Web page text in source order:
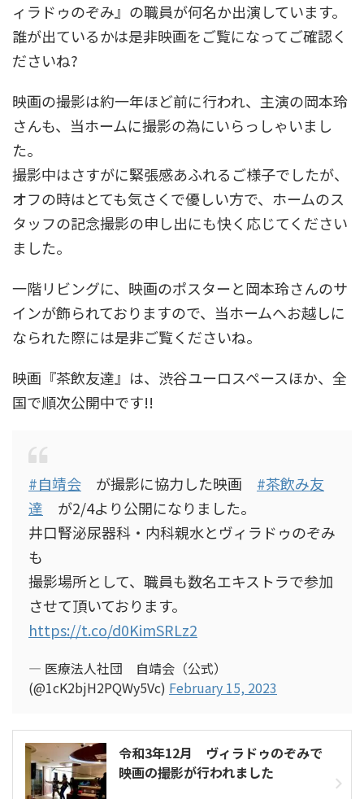
ィラドゥのぞみ』の職員が何名か出演しています。
誰が出ているかは是非映画をご覧になってご確認く
ださいね?
映画の撮影は約一年ほど前に行われ、主演の岡本玲
さんも、当ホームに撮影の為にいらっしゃいまし
た。
撮影中はさすがに緊張感あふれるご様子でしたが、
オフの時はとても気さくで優しい方で、ホームのス
タッフの記念撮影の申し出にも快く応じてください
ました。
一階リビングに、映画のポスターと岡本玲さんのサ
インが飾られておりますので、当ホームへお越しに
なられた際には是非ご覧くださいね。
映画『茶飲友達』は、渋谷ユーロスペースほか、全
国で順次公開中です!!
#自靖会 が撮影に協力した映画 #茶飲み友
達 が2/4より公開になりました。
井口腎泌尿器科・内科親水とヴィラドゥのぞみ
も
撮影場所として、職員も数名エキストラで参加
させて頂いております。
https://t.co/d0KimSRLz2
— 医療法人社団 自靖会（公式）
(@1cK2bjH2PQWy5Vc) February 15, 2023
令和3年12月 ヴィラドゥのぞみで
映画の撮影が行われました